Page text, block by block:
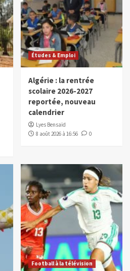
Études & Emploi
Algérie : la rentrée
scolaire 2026-2027
reportée, nouveau
calendrier
Lyes Bensaïd
8 août 2026 à 16:56
0
Football à la télévision